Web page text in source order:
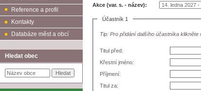
Reference a profil
Kontakty
Databáze měst a obcí
Hledat obec
Akce (var. s. - název):
Účastník 1
Tip: Pro přidání dalšího účastníka klikněte
Titul před:
Křestní jméno:
Příjmení:
Titul za: